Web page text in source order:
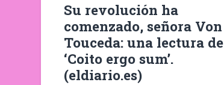
Su revolución ha
comenzado, señora Von
Touceda: una lectura de
‘Coito ergo sum’.
(eldiario.es)